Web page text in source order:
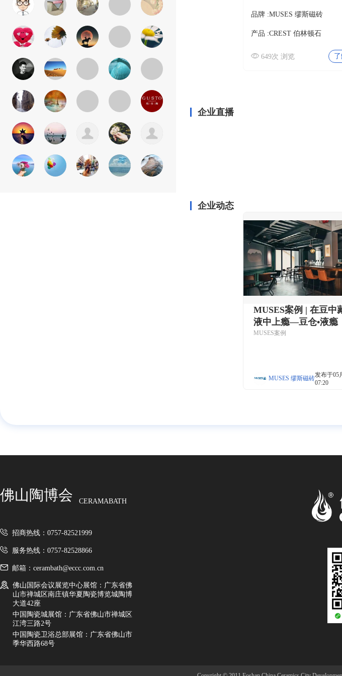
品牌 :MUSES 缪斯磁砖
产品 :CREST 伯林顿石
649次 浏览
企业直播
企业动态
MUSES案例 | 在豆中
液中上瘾—豆仓•液瘾
MUSES案例
MUSES 缪斯磁砖
发布于05
07:20
佛山陶博会 CERAMABATH
招商热线：0757-82521999
服务热线：0757-82528866
邮箱：cerambath@eccc.com.cn
佛山国际会议展览中心展馆：广东省佛
山市禅城区南庄镇华夏陶瓷博览城陶博
大道42座
中国陶瓷城展馆：广东省佛山市禅城区
江湾三路2号
中国陶瓷卫浴总部展馆：广东省佛山市
季华西路68号